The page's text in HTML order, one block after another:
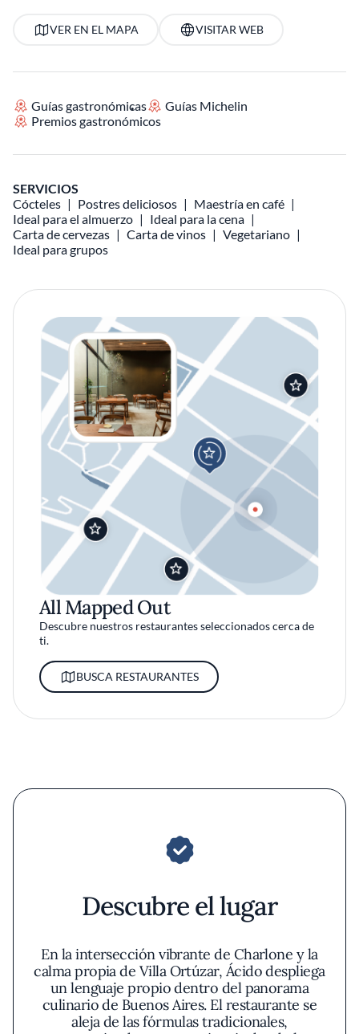
VER EN EL MAPA VISITAR WEB
Guías gastronómicas
Guías Michelin
Premios gastronómicos
SERVICIOS
Cócteles
Postres deliciosos
Maestría en café
Ideal para el almuerzo
Ideal para la cena
Carta de cervezas
Carta de vinos
Vegetariano
Ideal para grupos
All Mapped Out
Descubre nuestros restaurantes seleccionados cerca de
ti.
BUSCA RESTAURANTES
Descubre el lugar
En la intersección vibrante de Charlone y la
calma propia de Villa Ortúzar, Ácido despliega
un lenguaje propio dentro del panorama
culinario de Buenos Aires. El restaurante se
aleja de las fórmulas tradicionales,